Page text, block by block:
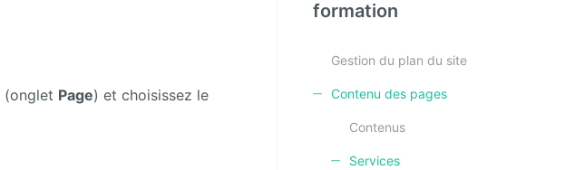
(onglet Page) et choisissez le
formation
Gestion du plan du site
Contenu des pages
Contenus
Services